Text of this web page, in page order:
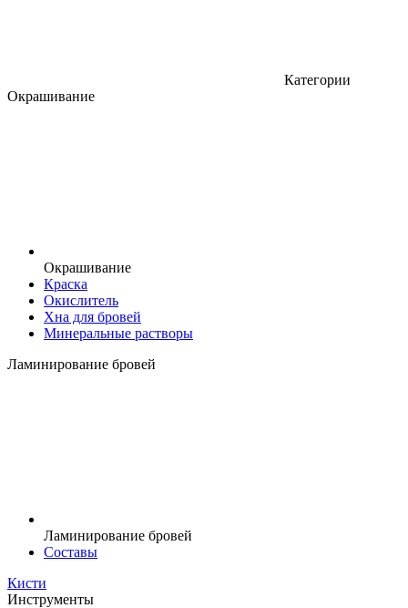
Категории
Окрашивание
Окрашивание
Краска
Окислитель
Хна для бровей
Минеральные растворы
Ламинирование бровей
Ламинирование бровей
Составы
Кисти
Инструменты